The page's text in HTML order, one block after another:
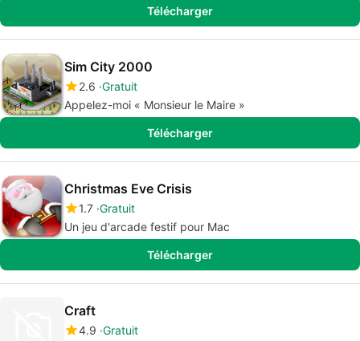
Télécharger
Sim City 2000
2.6 Gratuit
Appelez-moi « Monsieur le Maire »
Télécharger
Christmas Eve Crisis
1.7 Gratuit
Un jeu d'arcade festif pour Mac
Télécharger
Craft
4.9 Gratuit